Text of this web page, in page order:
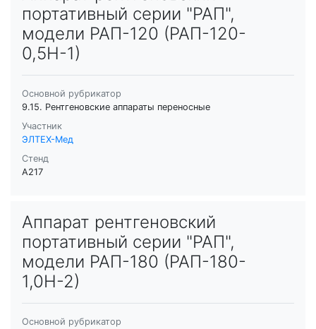
портативный серии "РАП",
модели РАП-120 (РАП-120-
0,5Н-1)
Основной рубрикатор
9.15. Рентгеновские аппараты переносные
Участник
ЭЛТЕХ-Мед
Стенд
A217
Аппарат рентгеновский
портативный серии "РАП",
модели РАП-180 (РАП-180-
1,0Н-2)
Основной рубрикатор